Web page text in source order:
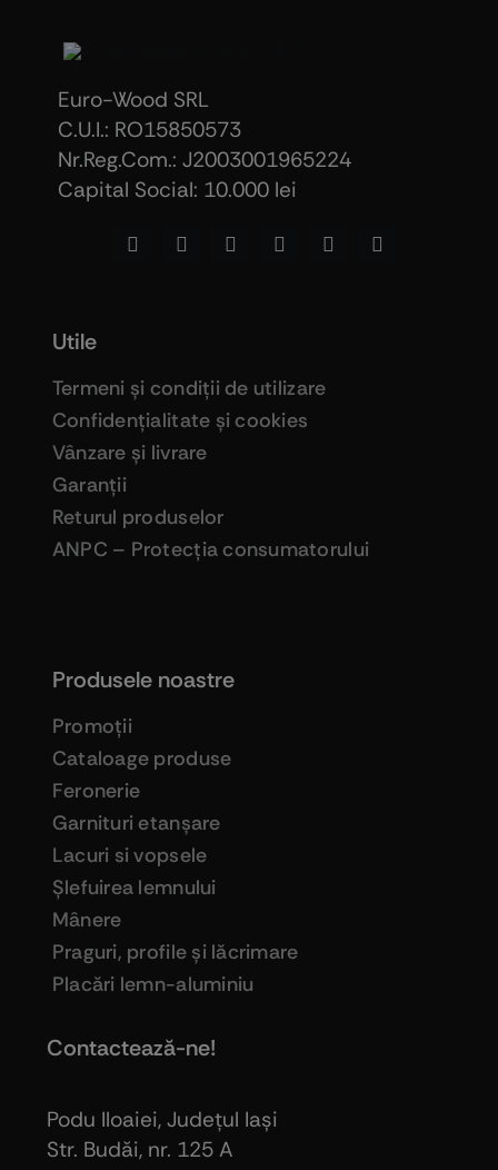
Euro-Wood SRL
C.U.I.: RO15850573
Nr.Reg.Com.: J2003001965224
Capital Social: 10.000 lei
Produsele noastre
Promoţii
Cataloage produse
Feronerie
Garnituri etanşare
Lacuri si vopsele
Şlefuirea lemnului
Mânere
Praguri, profile şi lăcrimare
Placări lemn-aluminiu
Utile
Termeni şi condiţii de utilizare
Confidenţialitate şi cookies
Vânzare şi livrare
Garanţii
Returul produselor
ANPC – Protecţia consumatorului
Contactează-ne!
Podu Iloaiei, Judeţul Iaşi
Str. Budăi, nr. 125 A